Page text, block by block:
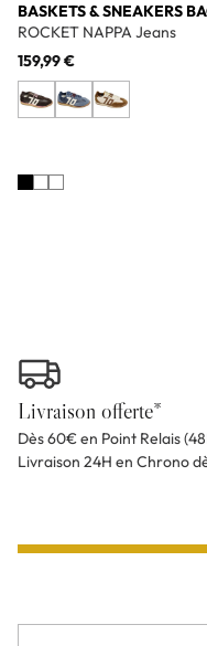
BASKETS & SNEAKERS
ROCKET NAPPA Jeans
159,99 €
Livraison offerte*
Dès 60€ en Point Relais
Livraison 24H en Chrono